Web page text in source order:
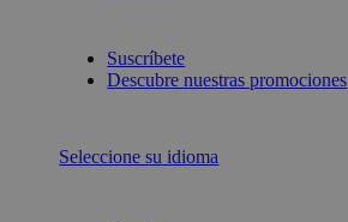
Suscríbete
Descubre nuestras promociones
Seleccione su idioma